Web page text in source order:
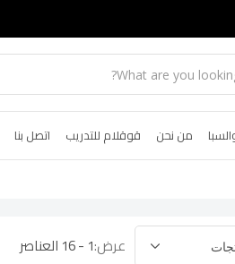
من نحن قوقلام للتدريب اتصل بنا
عرض:1 - 16 العناصر